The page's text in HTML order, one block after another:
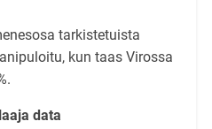
tarkistetuista
kun taas Virossa
data